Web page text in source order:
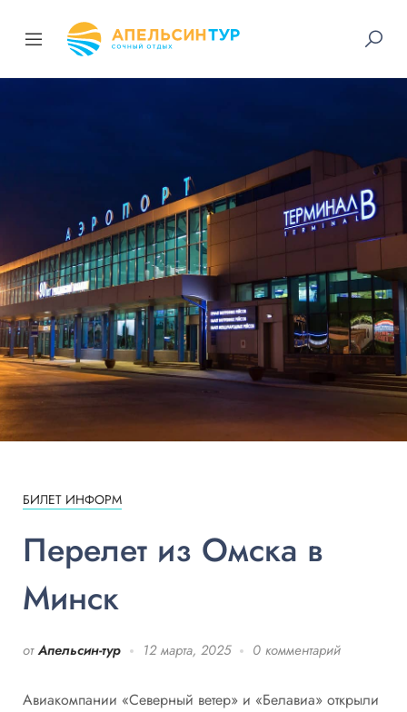
БИЛЕТ ИНФОРМ
Перелет из Омска в
Минск
от Апельсин-тур 12 марта, 2025 0 комментарий
Авиакомпании «Северный ветер» и «Белавиа» открыли